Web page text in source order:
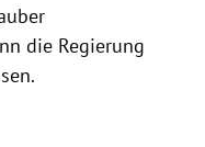
die Regierung